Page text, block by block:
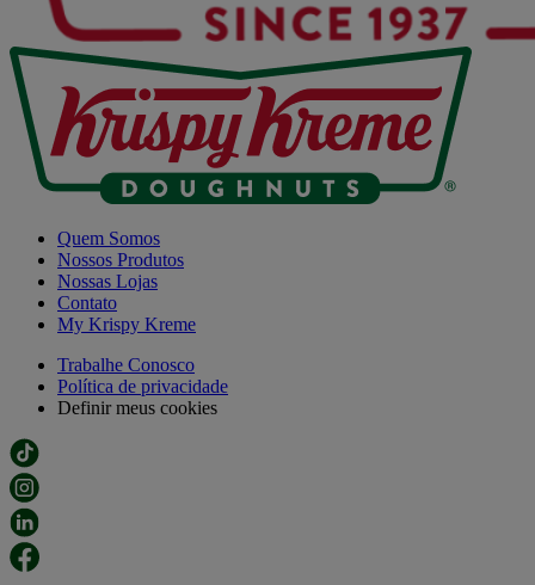
Quem Somos
Nossos Produtos
Nossas Lojas
Contato
My Krispy Kreme
Trabalhe Conosco
Política de privacidade
Definir meus cookies